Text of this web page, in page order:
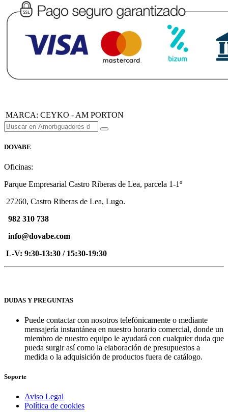
MARCA: CEYKO - AM PORTON
DOVABE
Oficinas:
Parque Empresarial Castro Riberas de Lea, parcela 1-1º
27260, Castro Riberas de Lea, Lugo.
982 310 738
info@dovabe.com
L-V: 9:30-13:30 / 15:30-19:30
DUDAS Y PREGUNTAS
Puede contactar con nosotros telefónicamente o mediante
mensajería instantánea en nuestro horario comercial, donde un
miembro de nuestro equipo le ayudará con cualquier duda que
pueda surgir así como la elaboración de presupuestos a
medida o la adquisición de productos fuera de catálogo.
Soporte
Aviso Legal
Política de cookies